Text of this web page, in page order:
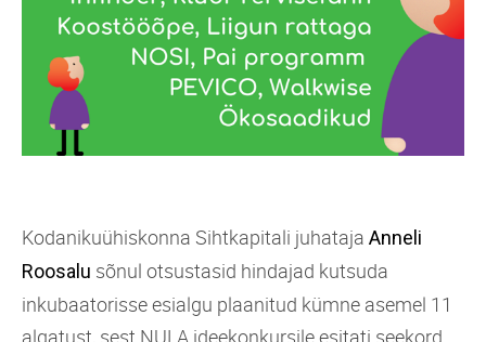
Kodanikuühiskonna Sihtkapitali juhataja Anneli
Roosalu sõnul otsustasid hindajad kutsuda
inkubaatorisse esialgu plaanitud kümne asemel 11
algatust, sest NULA ideekonkursile esitati seekord